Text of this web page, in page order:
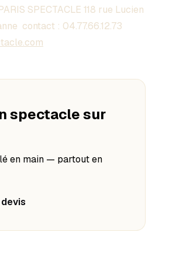
SPECTACLE 118 rue Lucien
contact : 04.77.66.12.73
spectacle sur
en main — partout en